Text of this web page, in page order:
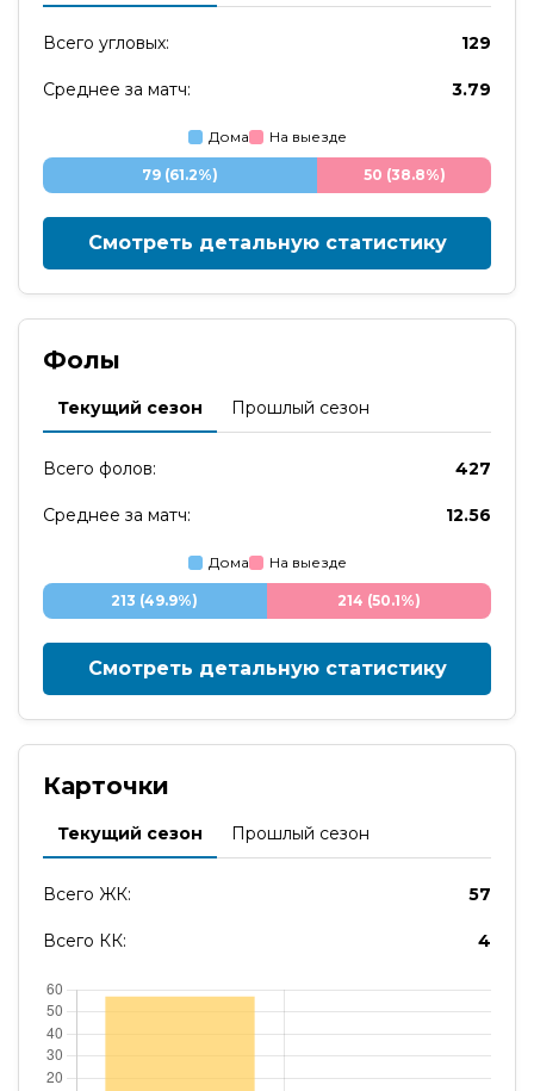
Всего угловых: 129
Среднее за матч: 3.79
Дома На выезде
79 (61.2%) 50 (38.8%)
Смотреть детальную статистику
Фолы
Текущий сезон Прошлый сезон
Всего фолов: 427
Среднее за матч: 12.56
Дома На выезде
213 (49.9%) 214 (50.1%)
Смотреть детальную статистику
Карточки
Текущий сезон Прошлый сезон
Всего ЖК: 57
Всего КК: 4